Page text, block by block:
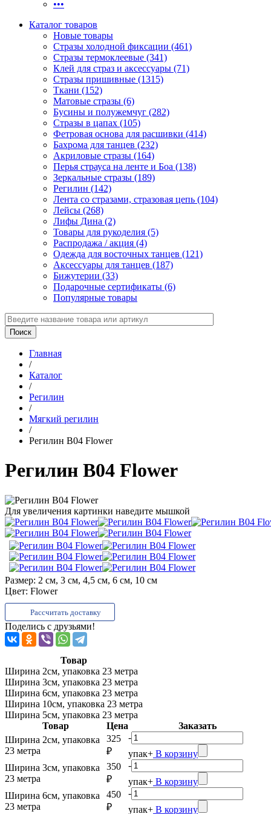
•••
Каталог товаров
Новые товары
Стразы холодной фиксации (461)
Стразы термоклеевые (341)
Клей для страз и аксессуары (71)
Стразы пришивные (1315)
Ткани (152)
Матовые стразы (6)
Бусины и полужемчуг (282)
Стразы в цапах (105)
Фетровая основа для расшивки (414)
Бахрома для танцев (232)
Акриловые стразы (164)
Перья страуса на ленте и Боа (138)
Зеркальные стразы (189)
Регилин (142)
Лента со стразами, стразовая цепь (104)
Лейсы (268)
Лифы Дина (2)
Товары для рукоделия (5)
Распродажа / акция (4)
Одежда для восточных танцев (121)
Аксессуары для танцев (187)
Бижутерии (33)
Подарочные сертификаты (6)
Популярные товары
Главная
/
Каталог
/
Регилин
/
Мягкий регилин
/
Регилин B04 Flower
Регилин B04 Flower
Для увеличения картинки наведите мышкой
Размер: 2 см, 3 см, 4,5 см, 6 см, 10 см
Цвет: Flower
Рассчитать доставку
Поделись с друзьями!
Товар
Ширина 2см, упаковка 23 метра
Ширина 3см, упаковка 23 метра
Ширина 6см, упаковка 23 метра
Ширина 10см, упаковка 23 метра
Ширина 5см, упаковка 23 метра
Товар
Цена
Заказать
Ширина 2см, упаковка
23 метра
325
₽
-
упак+ В корзину
Ширина 3см, упаковка
23 метра
350
₽
-
упак+ В корзину
Ширина 6см, упаковка
23 метра
450
₽
-
упак+ В корзину